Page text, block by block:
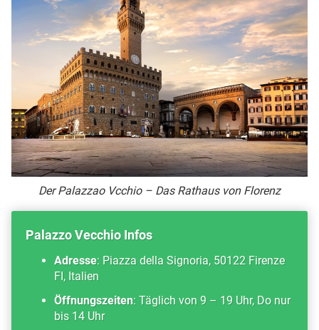
Der Palazzao Vcchio – Das Rathaus von Florenz
Palazzo Vecchio Infos
Adresse: Piazza della Signoria, 50122 Firenze
FI, Italien
Öffnungszeiten: Täglich von 9 – 19 Uhr, Do nur
bis 14 Uhr